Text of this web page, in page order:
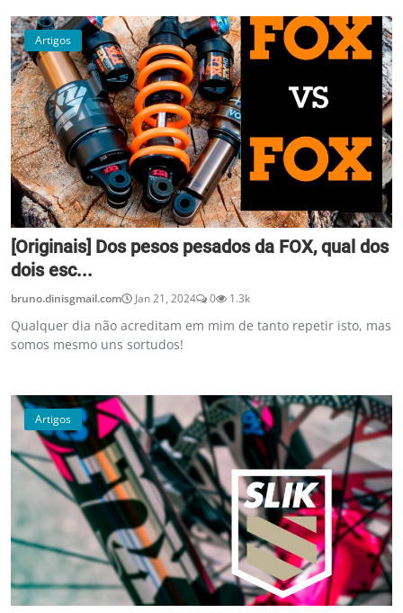
Artigos
[Originais] Dos pesos pesados da FOX, qual dos
dois esc...
bruno.dinisgmail.com Jan 21, 2024 0 1.3k
Qualquer dia não acreditam em mim de tanto repetir isto, mas
somos mesmo uns sortudos!
Artigos